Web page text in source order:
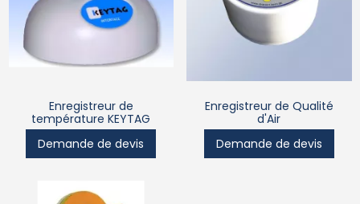
Enregistreur de
température KEYTAG
Demande de devis
Enregistreur de Qualité
d'Air
Demande de devis